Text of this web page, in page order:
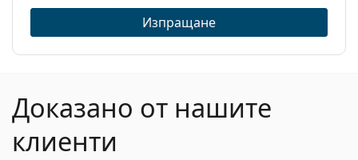
Изпращане
Доказано от нашите
клиенти